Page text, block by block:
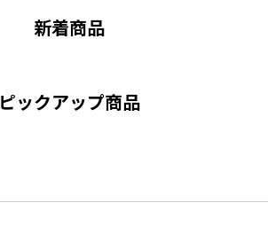
サポートします。
新着商品
ピックアップ商品